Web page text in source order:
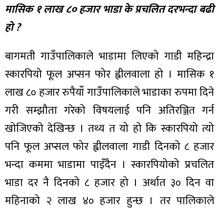
मासिक १ लाख ८० हजार भाडा के प्रचलित दरभन्दा बढी
हो ?
बागमती गाउँपालिकाले भाडामा लिएको गाडी महिन्द्रा
स्कारपियो फूल अप्सन फोर ह्वीलवाला हो । मासिक १
लाख ८० हजार रुपैयाँ गाउँपालिकाले भाडाका रुपमा दिने
गरी सम्झौता गरेको विषयलाई पनि अतिरञ्जित गर्न
खोजिएको देखिन्छ । तथ्य त यो हो कि स्कारपियो त्यो
पनि फूल अप्सल फोर ह्वीलवाला गाडी दिनको ८ हजार
भन्दा कममा भाडामा पाइँदैन । स्कारपियोको प्रचलित
भाडा दर नै दिनको ८ हजार हो । अर्थात ३० दिन वा
महिनाको २ लाख ४० हजार हुन्छ । तर पालिकाले